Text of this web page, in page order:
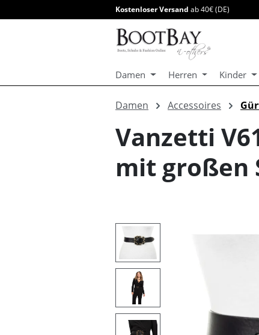
Zur Hauptnavigation springen
Kostenloser Versand ab 40€ (DE)
Damen Herren Kinder
Damen Accessoires
Vanzetti
mit großen
Bildergalerie überspringen